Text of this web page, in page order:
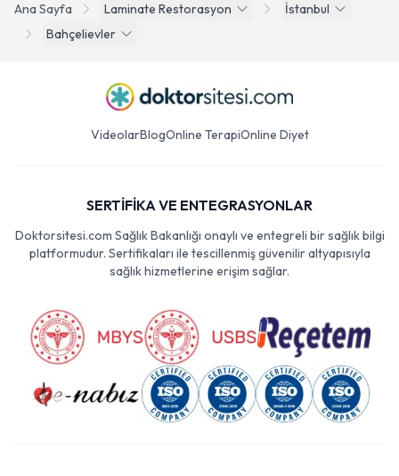
Ana Sayfa Laminate Restorasyon
İstanbul
Bahçelievler
VideolarBlogOnline TerapiOnline Diyet
SERTİFİKA VE ENTEGRASYONLAR
Doktorsitesi.com Sağlık Bakanlığı onaylı ve entegreli bir sağlık bilgi
platformudur. Sertifikaları ile tescillenmiş güvenilir altyapısıyla
sağlık hizmetlerine erişim sağlar.